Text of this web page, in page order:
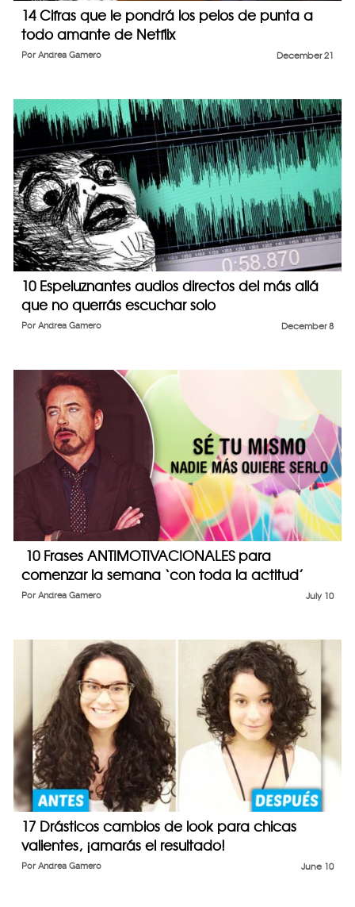
14 Cifras que le pondrá los pelos de punta a
todo amante de Netflix
December 21
Por Andrea Gamero
10 Espeluznantes audios directos del más allá
que no querrás escuchar solo
December 8
Por Andrea Gamero
10 Frases ANTIMOTIVACIONALES para
comenzar la semana ‘con toda la actitud’
July 10
Por Andrea Gamero
17 Drásticos cambios de look para chicas
valientes, ¡amarás el resultado!
June 10
Por Andrea Gamero